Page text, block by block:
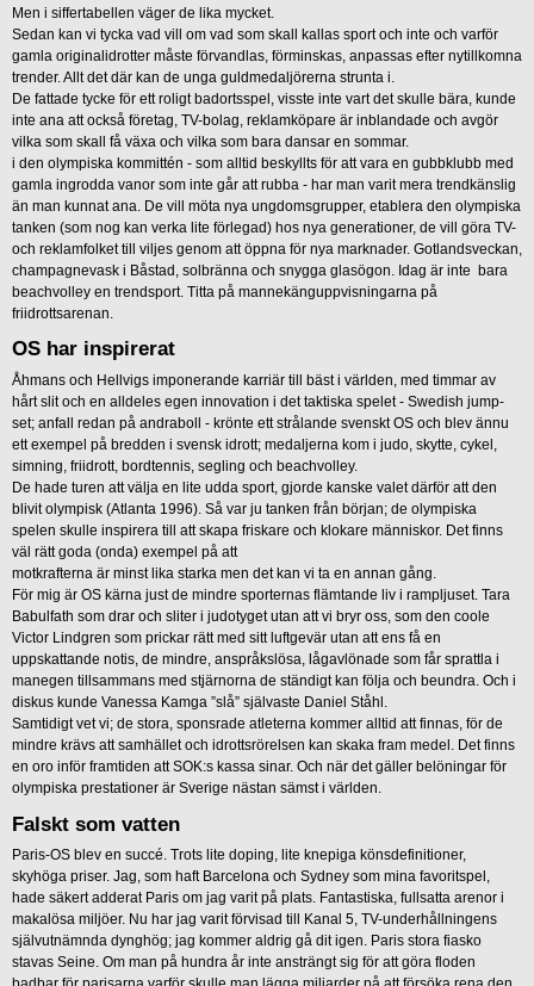
Men i siffertabellen väger de lika mycket.
Sedan kan vi tycka vad vill om vad som skall kallas sport och inte och varför
gamla originalidrotter måste förvandlas, förminskas, anpassas efter nytillkomna
trender. Allt det där kan de unga guldmedaljörerna strunta i.
De fattade tycke för ett roligt badortsspel, visste inte vart det skulle bära, kunde
inte ana att också företag, TV-bolag, reklamköpare är inblandade och avgör
vilka som skall få växa och vilka som bara dansar en sommar.
i den olympiska kommittén - som alltid beskyllts för att vara en gubbklubb med
gamla ingrodda vanor som inte går att rubba - har man varit mera trendkänslig
än man kunnat ana. De vill möta nya ungdomsgrupper, etablera den olympiska
tanken (som nog kan verka lite förlegad) hos nya generationer, de vill göra TV-
och reklamfolket till viljes genom att öppna för nya marknader. Gotlandsveckan,
champagnevask i Båstad, solbränna och snygga glasögon. Idag är inte bara
beachvolley en trendsport. Titta på mannekänguppvisningarna på
friidrottsarenan.
OS har inspirerat
Åhmans och Hellvigs imponerande karriär till bäst i världen, med timmar av
hårt slit och en alldeles egen innovation i det taktiska spelet - Swedish jump-
set; anfall redan på andraboll - krönte ett strålande svenskt OS och blev ännu
ett exempel på bredden i svensk idrott; medaljerna kom i judo, skytte, cykel,
simning, friidrott, bordtennis, segling och beachvolley.
De hade turen att välja en lite udda sport, gjorde kanske valet därför att den
blivit olympisk (Atlanta 1996). Så var ju tanken från början; de olympiska
spelen skulle inspirera till att skapa friskare och klokare människor. Det finns
väl rätt goda (onda) exempel på att
motkrafterna är minst lika starka men det kan vi ta en annan gång.
För mig är OS kärna just de mindre sporternas flämtande liv i rampljuset. Tara
Babulfath som drar och sliter i judotyget utan att vi bryr oss, som den coole
Victor Lindgren som prickar rätt med sitt luftgevär utan att ens få en
uppskattande notis, de mindre, anspråkslösa, lågavlönade som får sprattla i
manegen tillsammans med stjärnorna de ständigt kan följa och beundra. Och i
diskus kunde Vanessa Kamga ”slå” självaste Daniel Ståhl.
Samtidigt vet vi; de stora, sponsrade atleterna kommer alltid att finnas, för de
mindre krävs att samhället och idrottsrörelsen kan skaka fram medel. Det finns
en oro inför framtiden att SOK:s kassa sinar. Och när det gäller belöningar för
olympiska prestationer är Sverige nästan sämst i världen.
Falskt som vatten
Paris-OS blev en succé. Trots lite doping, lite knepiga könsdefinitioner,
skyhöga priser. Jag, som haft Barcelona och Sydney som mina favoritspel,
hade säkert adderat Paris om jag varit på plats. Fantastiska, fullsatta arenor i
makalösa miljöer. Nu har jag varit förvisad till Kanal 5, TV-underhållningens
självutnämnda dynghög; jag kommer aldrig gå dit igen. Paris stora fiasko
stavas Seine. Om man på hundra år inte ansträngt sig för att göra floden